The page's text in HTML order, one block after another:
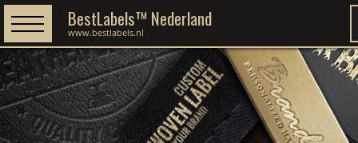
BestLabels™ Nederland
www.bestlabels.nl